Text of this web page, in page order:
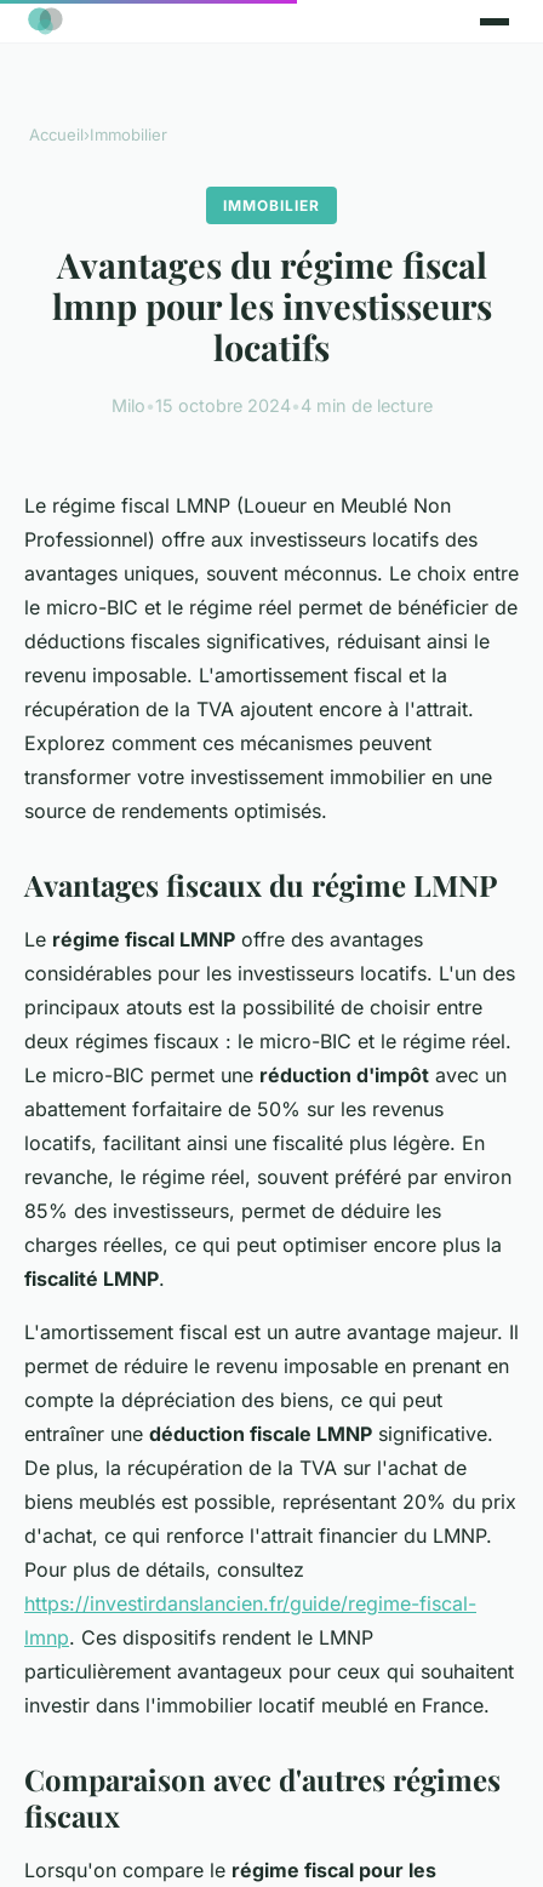
Accueil›Immobilier
IMMOBILIER
Avantages du régime fiscal
lmnp pour les investisseurs
locatifs
Milo•15 octobre 2024•4 min de lecture
Le régime fiscal LMNP (Loueur en Meublé Non
Professionnel) offre aux investisseurs locatifs des
avantages uniques, souvent méconnus. Le choix entre
le micro-BIC et le régime réel permet de bénéficier de
déductions fiscales significatives, réduisant ainsi le
revenu imposable. L'amortissement fiscal et la
récupération de la TVA ajoutent encore à l'attrait.
Explorez comment ces mécanismes peuvent
transformer votre investissement immobilier en une
source de rendements optimisés.
Avantages fiscaux du régime LMNP
Le régime fiscal LMNP offre des avantages
considérables pour les investisseurs locatifs. L'un des
principaux atouts est la possibilité de choisir entre
deux régimes fiscaux : le micro-BIC et le régime réel.
Le micro-BIC permet une réduction d'impôt avec un
abattement forfaitaire de 50% sur les revenus
locatifs, facilitant ainsi une fiscalité plus légère. En
revanche, le régime réel, souvent préféré par environ
85% des investisseurs, permet de déduire les
charges réelles, ce qui peut optimiser encore plus la
fiscalité LMNP.
L'amortissement fiscal est un autre avantage majeur. Il
permet de réduire le revenu imposable en prenant en
compte la dépréciation des biens, ce qui peut
entraîner une déduction fiscale LMNP significative.
De plus, la récupération de la TVA sur l'achat de
biens meublés est possible, représentant 20% du prix
d'achat, ce qui renforce l'attrait financier du LMNP.
Pour plus de détails, consultez
https://investirdanslancien.fr/guide/regime-fiscal-
lmnp. Ces dispositifs rendent le LMNP
particulièrement avantageux pour ceux qui souhaitent
investir dans l'immobilier locatif meublé en France.
Comparaison avec d'autres régimes
fiscaux
Lorsqu'on compare le régime fiscal pour les